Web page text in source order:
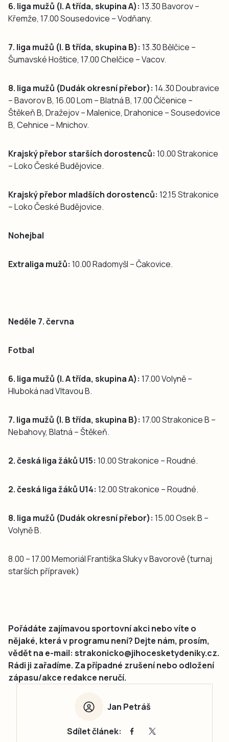
6. liga mužů (I. A třída, skupina A): 13.30 Bavorov –
Křemže, 17.00 Sousedovice – Vodňany.
7. liga mužů (I. B třída, skupina B): 13.30 Bělčice –
Šumavské Hoštice, 17.00 Chelčice – Vacov.
8. liga mužů (Dudák okresní přebor): 14.30 Doubravice
– Bavorov B, 16.00 Lom – Blatná B, 17.00 Číčenice –
Štěkeň B, Dražejov – Malenice, Drahonice – Sousedovice
B, Cehnice – Mnichov.
Krajský přebor starších dorostenců: 10.00 Strakonice
– Loko České Budějovice.
Krajský přebor mladších dorostenců: 12.15 Strakonice
– Loko České Budějovice.
Nohejbal
Extraliga mužů: 10.00 Radomyšl – Čakovice.
Neděle 7. června
Fotbal
6. liga mužů (I. A třída, skupina A): 17.00 Volyně –
Hluboká nad Vltavou B.
7. liga mužů (I. B třída, skupina B): 17.00 Strakonice B –
Nebahovy, Blatná – Štěkeň.
2. česká liga žáků U15: 10.00 Strakonice – Roudné.
2. česká liga žáků U14: 12.00 Strakonice – Roudné.
8. liga mužů (Dudák okresní přebor): 15.00 Osek B –
Volyně B.
8.00 – 17.00 Memoriál Františka Sluky v Bavorově (turnaj
starších přípravek)
Pořádáte zajímavou sportovní akci nebo víte o
nějaké, která v programu není? Dejte nám, prosím,
vědět na e-mail: strakonicko@jihocesketydeniky.cz.
Rádi ji zařadíme. Za případné zrušení nebo odložení
zápasu/akce redakce neručí.
Jan Petráš
Sdílet článek: